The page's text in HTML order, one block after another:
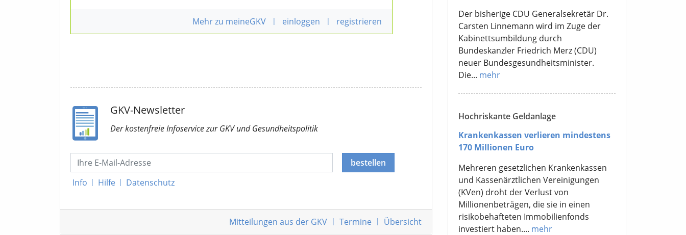
Mehr zu meineGKV | einloggen | registrieren
GKV-Newsletter
Der kostenfreie Infoservicezur GKVund Gesundheitspolitik
Info | Hilfe | Datenschutz
bestellen
Mitteilungen aus der GKV | Termine | Übersicht
Der bisherige CDU Generalsekretär Dr.
Carsten Linnemann wird im Zuge der
Kabinettsumbildung durch
Bundeskanzler Friedrich Merz (CDU)
neuer Bundesgesundheitsminister.
Die... mehr
Hochriskante Geldanlage
Krankenkassen verlieren mindestens
170 Millionen Euro
Mehreren gesetzlichen Krankenkassen
und Kassenärztlichen Vereinigungen
(KVen) droht der Verlust von
Millionenbeträgen, die sie in einen
risikobehafteten Immobilienfonds
investiert haben.... mehr